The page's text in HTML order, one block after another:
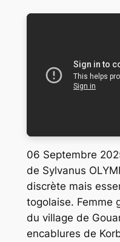
06 Septembre
de Sylvanus
discrète mais
togolaise. Femme
du village de
encablures de